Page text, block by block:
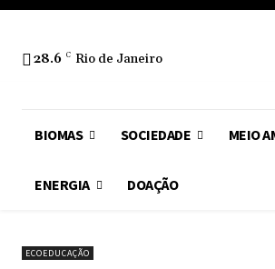
28.6 C Rio de Janeiro
BIOMAS SOCIEDADE MEIO
ENERGIA DOAÇÃO
ECOEDUCAÇÃO